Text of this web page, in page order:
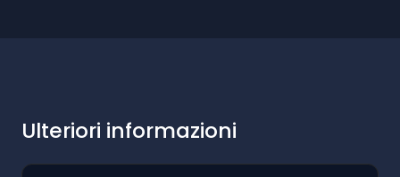
Ulteriori informazioni